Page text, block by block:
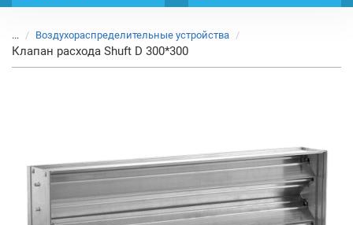
... Воздухораспределительные устройства
Клапан расхода Shuft D 300*300